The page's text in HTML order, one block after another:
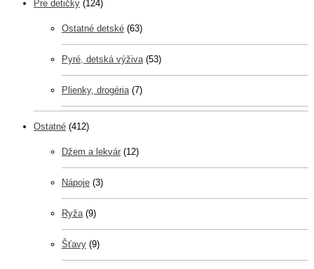
Pre detičky (124)
Ostatné detské (63)
Pyré, detská výživa (53)
Plienky, drogéria (7)
Ostatné (412)
Džem a lekvár (12)
Nápoje (3)
Ryža (9)
Šťavy (9)